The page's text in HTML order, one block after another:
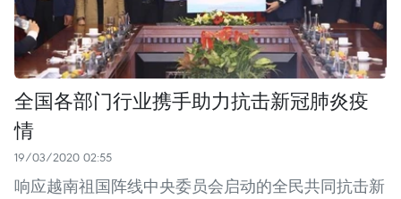
全国各部门行业携手助力抗击新冠肺炎疫
情
19/03/2020 02:55
响应越南祖国阵线中央委员会启动的全民共同抗击新